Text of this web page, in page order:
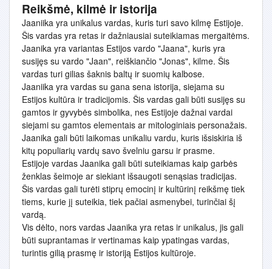
Reikšmė, kilmė ir istorija
Jaaniika yra unikalus vardas, kuris turi savo kilmę Estijoje.
Šis vardas yra retas ir dažniausiai suteikiamas mergaitėms.
Jaanika yra variantas Estijos vardo "Jaana", kuris yra
susijęs su vardo "Jaan", reiškiančio "Jonas", kilme. Šis
vardas turi gilias šaknis baltų ir suomių kalbose.
Jaaniika yra vardas su gana sena istorija, siejama su
Estijos kultūra ir tradicijomis. Šis vardas gali būti susijęs su
gamtos ir gyvybės simbolika, nes Estijoje dažnai vardai
siejami su gamtos elementais ar mitologiniais personažais.
Jaanika gali būti laikomas unikaliu vardu, kuris išsiskiria iš
kitų populiarių vardų savo švelniu garsu ir prasme.
Estijoje vardas Jaanika gali būti suteikiamas kaip garbės
ženklas šeimoje ar siekiant išsaugoti senąsias tradicijas.
Šis vardas gali turėti stiprų emocinį ir kultūrinį reikšmę tiek
tiems, kurie jį suteikia, tiek pačiai asmenybei, turinčiai šį
vardą.
Vis dėlto, nors vardas Jaanika yra retas ir unikalus, jis gali
būti suprantamas ir vertinamas kaip ypatingas vardas,
turintis gilią prasmę ir istoriją Estijos kultūroje.